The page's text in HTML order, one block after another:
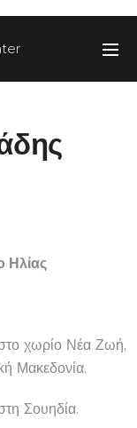
Ηλίας
χωρίο Νέα Ζωή,
Μακεδονία.
Σουηδία.